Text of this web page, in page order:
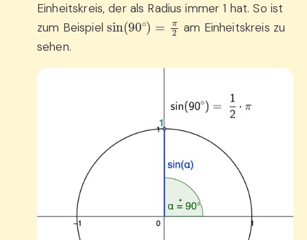
Einheitskreis, der als Radius immer 1 hat. So ist
zum Beispiel
sin (90∘ π2 am Einheitskreis zu
sehen.